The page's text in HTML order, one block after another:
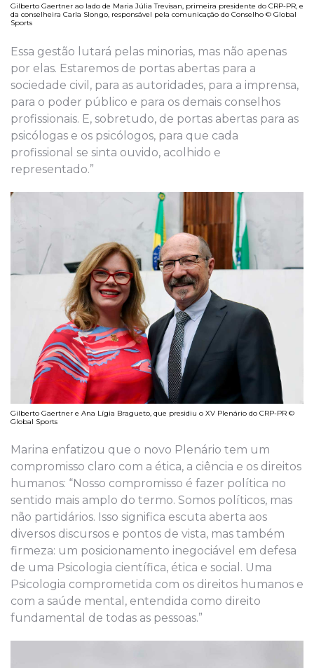
Gilberto Gaertner ao lado de Maria Júlia Trevisan, primeira presidente do CRP-PR, e
da conselheira Carla Slongo, responsável pela comunicação do Conselho © Global
Sports
Essa gestão lutará pelas minorias, mas não apenas
por elas. Estaremos de portas abertas para a
sociedade civil, para as autoridades, para a imprensa,
para o poder público e para os demais conselhos
profissionais. E, sobretudo, de portas abertas para as
psicólogas e os psicólogos, para que cada
profissional se sinta ouvido, acolhido e
representado.”
Gilberto Gaertner e Ana Lígia Bragueto, que presidiu o XV Plenário do CRP-PR ©
Global Sports
Marina enfatizou que o novo Plenário tem um
compromisso claro com a ética, a ciência e os direitos
humanos: “Nosso compromisso é fazer política no
sentido mais amplo do termo. Somos políticos, mas
não partidários. Isso significa escuta aberta aos
diversos discursos e pontos de vista, mas também
firmeza: um posicionamento inegociável em defesa
de uma Psicologia científica, ética e social. Uma
Psicologia comprometida com os direitos humanos e
com a saúde mental, entendida como direito
fundamental de todas as pessoas.”